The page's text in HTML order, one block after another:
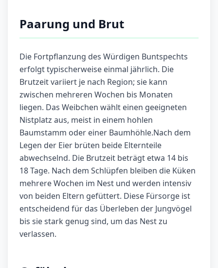
Paarung und Brut
Die Fortpflanzung des Würdigen Buntspechts
erfolgt typischerweise einmal jährlich. Die
Brutzeit variiert je nach Region; sie kann
zwischen mehreren Wochen bis Monaten
liegen. Das Weibchen wählt einen geeigneten
Nistplatz aus, meist in einem hohlen
Baumstamm oder einer Baumhöhle.Nach dem
Legen der Eier brüten beide Elternteile
abwechselnd. Die Brutzeit beträgt etwa 14 bis
18 Tage. Nach dem Schlüpfen bleiben die Küken
mehrere Wochen im Nest und werden intensiv
von beiden Eltern gefüttert. Diese Fürsorge ist
entscheidend für das Überleben der Jungvögel
bis sie stark genug sind, um das Nest zu
verlassen.